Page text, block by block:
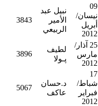
09
نيسان/
أبريل
2012
نبيل عبد
الأمير
الربيعي
3843
25 آذار/
مارس
2012
لطيف
ﭘـولا
3896
17
شباط/
فبراير
2012
د.حسان
عاكف
5067